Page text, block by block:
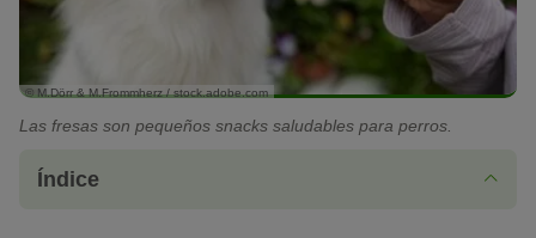
© M.Dörr & M.Frommherz / stock.adobe.com
Las fresas son pequeños snacks saludables para perros.
Índice